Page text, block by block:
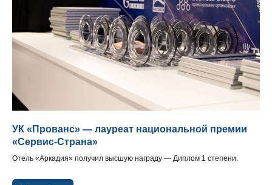
УК «Прованс» — лауреат национальной премии
«Сервис-Страна»
Отель «Аркадия» получил высшую награду — Диплом 1 степени.